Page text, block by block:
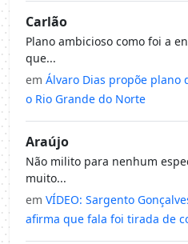
Carlão
Plano ambicioso como foi a
que...
em Álvaro Dias propõe plano
o Rio Grande do Norte
Araújo
Não milito para nenhum
muito...
em VÍDEO: Sargento
afirma que fala foi tirada de